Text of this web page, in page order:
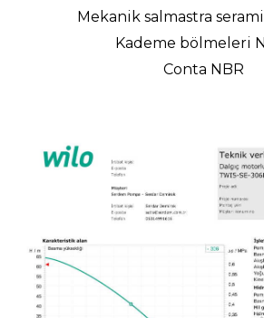
Mekanik salmastra
Kademe bölmeleri
Conta NBR